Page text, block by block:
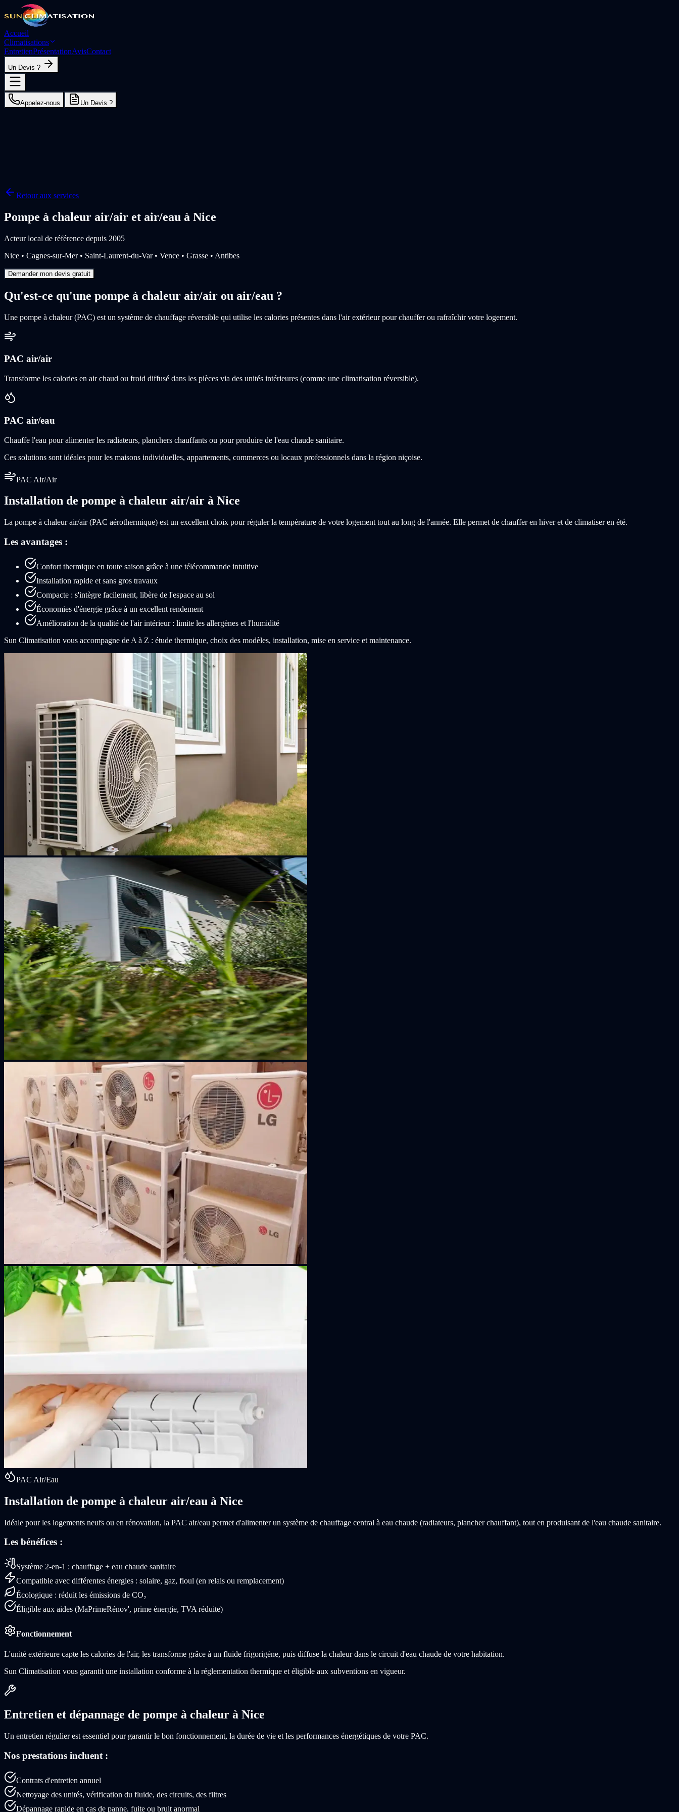
Accueil
Climatisations
EntretienPrésentationAvisContact
Un Devis ?
Appelez-nous Un Devis ?
Retour aux services
Pompe à chaleur air/air et air/eau à Nice
Acteur local de référence depuis 2005
Nice • Cagnes-sur-Mer • Saint-Laurent-du-Var • Vence • Grasse • Antibes
Demander mon devis gratuit
Qu'est-ce qu'une pompe à chaleur air/air ou air/eau ?
Une pompe à chaleur (PAC) est un système de chauffage réversible qui utilise les calories présentes dans l'air extérieur pour chauffer ou rafraîchir votre logement.
PAC air/air
Transforme les calories en air chaud ou froid diffusé dans les pièces via des unités intérieures (comme une climatisation réversible).
PAC air/eau
Chauffe l'eau pour alimenter les radiateurs, planchers chauffants ou pour produire de l'eau chaude sanitaire.
Ces solutions sont idéales pour les maisons individuelles, appartements, commerces ou locaux professionnels dans la région niçoise.
PAC Air/Air
Installation de pompe à chaleur air/air à Nice
La pompe à chaleur air/air (PAC aérothermique) est un excellent choix pour réguler la température de votre logement tout au long de l'année. Elle permet de chauffer en hiver et de climatiser en été.
Les avantages :
Confort thermique en toute saison grâce à une télécommande intuitive
Installation rapide et sans gros travaux
Compacte : s'intègre facilement, libère de l'espace au sol
Économies d'énergie grâce à un excellent rendement
Amélioration de la qualité de l'air intérieur : limite les allergènes et l'humidité
Sun Climatisation vous accompagne de A à Z : étude thermique, choix des modèles, installation, mise en service et maintenance.
PAC Air/Eau
Installation de pompe à chaleur air/eau à Nice
Idéale pour les logements neufs ou en rénovation, la PAC air/eau permet d'alimenter un système de chauffage central à eau chaude (radiateurs, plancher chauffant), tout en produisant de l'eau chaude sanitaire.
Les bénéfices :
Système 2-en-1 : chauffage + eau chaude sanitaire
Compatible avec différentes énergies : solaire, gaz, fioul (en relais ou remplacement)
Écologique : réduit les émissions de CO₂
Éligible aux aides (MaPrimeRénov', prime énergie, TVA réduite)
Fonctionnement
L'unité extérieure capte les calories de l'air, les transforme grâce à un fluide frigorigène, puis diffuse la chaleur dans le circuit d'eau chaude de votre habitation.
Sun Climatisation vous garantit une installation conforme à la réglementation thermique et éligible aux subventions en vigueur.
Entretien et dépannage de pompe à chaleur à Nice
Un entretien régulier est essentiel pour garantir le bon fonctionnement, la durée de vie et les performances énergétiques de votre PAC.
Nos prestations incluent :
Contrats d'entretien annuel
Nettoyage des unités, vérification du fluide, des circuits, des filtres
Dépannage rapide en cas de panne, fuite ou bruit anormal